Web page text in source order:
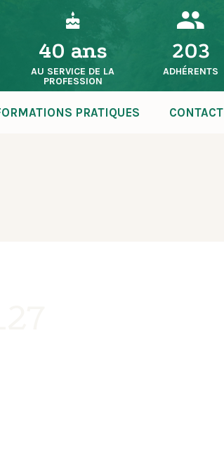
40 ans
AU SERVICE DE LA
PROFESSION
203
ADHÉRENTS
PRATIQUES CONTACT